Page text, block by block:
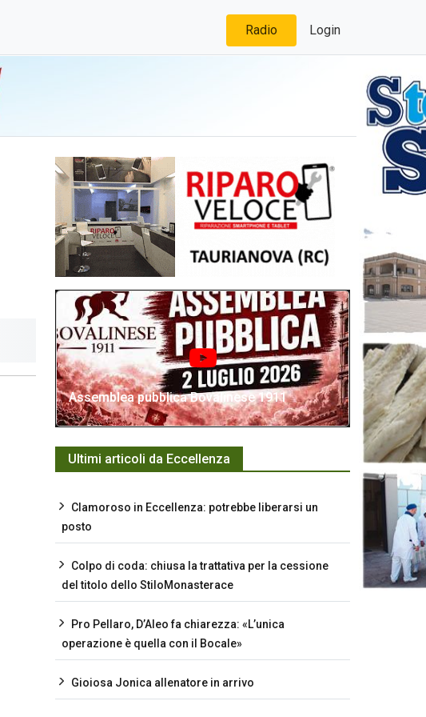
Radio Login
Assemblea pubblica Bovalinese 1911
Ultimi articoli da Eccellenza
Clamoroso in Eccellenza: potrebbe liberarsi un
posto
Colpo di coda: chiusa la trattativa per la cessione
del titolo dello StiloMonasterace
Pro Pellaro, D’Aleo fa chiarezza: «L’unica
operazione è quella con il Bocale»
Gioiosa Jonica allenatore in arrivo